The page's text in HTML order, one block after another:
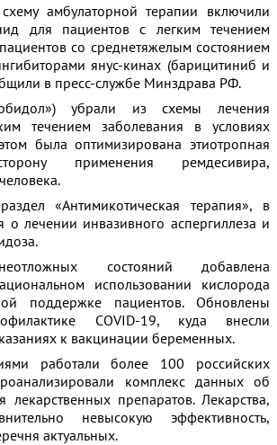
амбулаторной терапии включили
для пациентов с легким течением
со среднетяжелым состоянием
янус-кинах (барицитиниб и
в пресс-службе Минздрава РФ.
убрали из схемы лечения
течением заболевания в условиях
была оптимизирована этиотропная
применения ремдесивира,
«Антимикотическая терапия», в
о лечении инвазивного аспергиллеза и
состояний добавлена
использовании кислорода
поддержке пациентов. Обновлены
COVID-19, куда внесли
к вакцинации беременных.
работали более 100 российских
комплекс данных об
препаратов. Лекарства,
невысокую эффективность,
актуальных.